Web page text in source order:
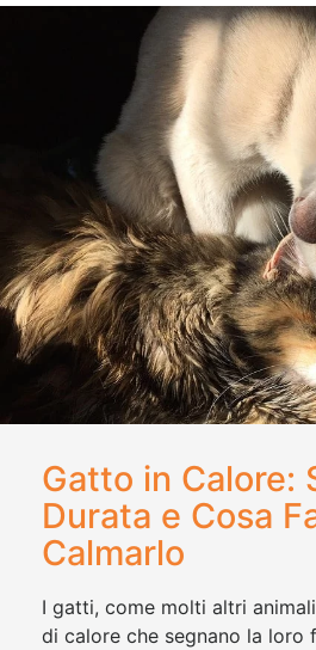
Gatto in Calore:
Durata e Cosa
Calmarlo
I gatti, come molti altri
di calore che segnano la loro